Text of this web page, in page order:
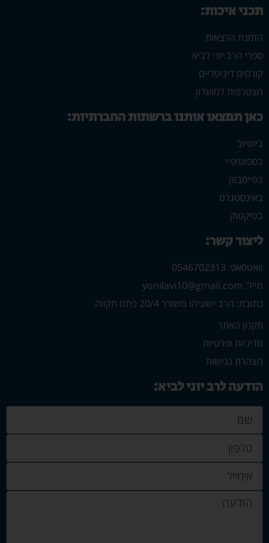
תכני איכות:
הזמנת הרצאות
ספרי הרב יוני לביא
קורסים דיגיטליים
הצטרפות למועדון
כאן תמצאו אותנו ברשתות החברתיות:
ביוטיוב
בספוטיפיי
בפייסבוק
באינסטגרם
בטיקטוק
ליצור קשר:
וואטסאפ: 0546702313
מייל: yonilavi10@gmail.com
כתובת: הרב ישעיהו משורר 20/4 פתח תקווה
תקנון האתר
מדיניות ופרטיות
הצהרת נגישות
הודעה לרב יוני לביא: